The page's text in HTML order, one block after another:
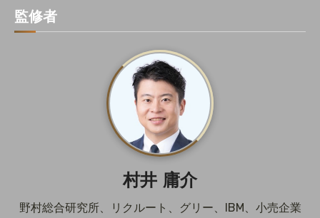
監修者
村井 庸介
野村総合研究所、リクルート、グリー、IBM、小売企業